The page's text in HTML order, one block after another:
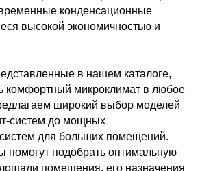
конденсационные
высокой экономичностью и
в нашем каталоге,
комфортный микроклимат в любое
широкий выбор моделей
систем до мощных
для больших помещений.
помогут подобрать оптимальную
помещения, его назначения